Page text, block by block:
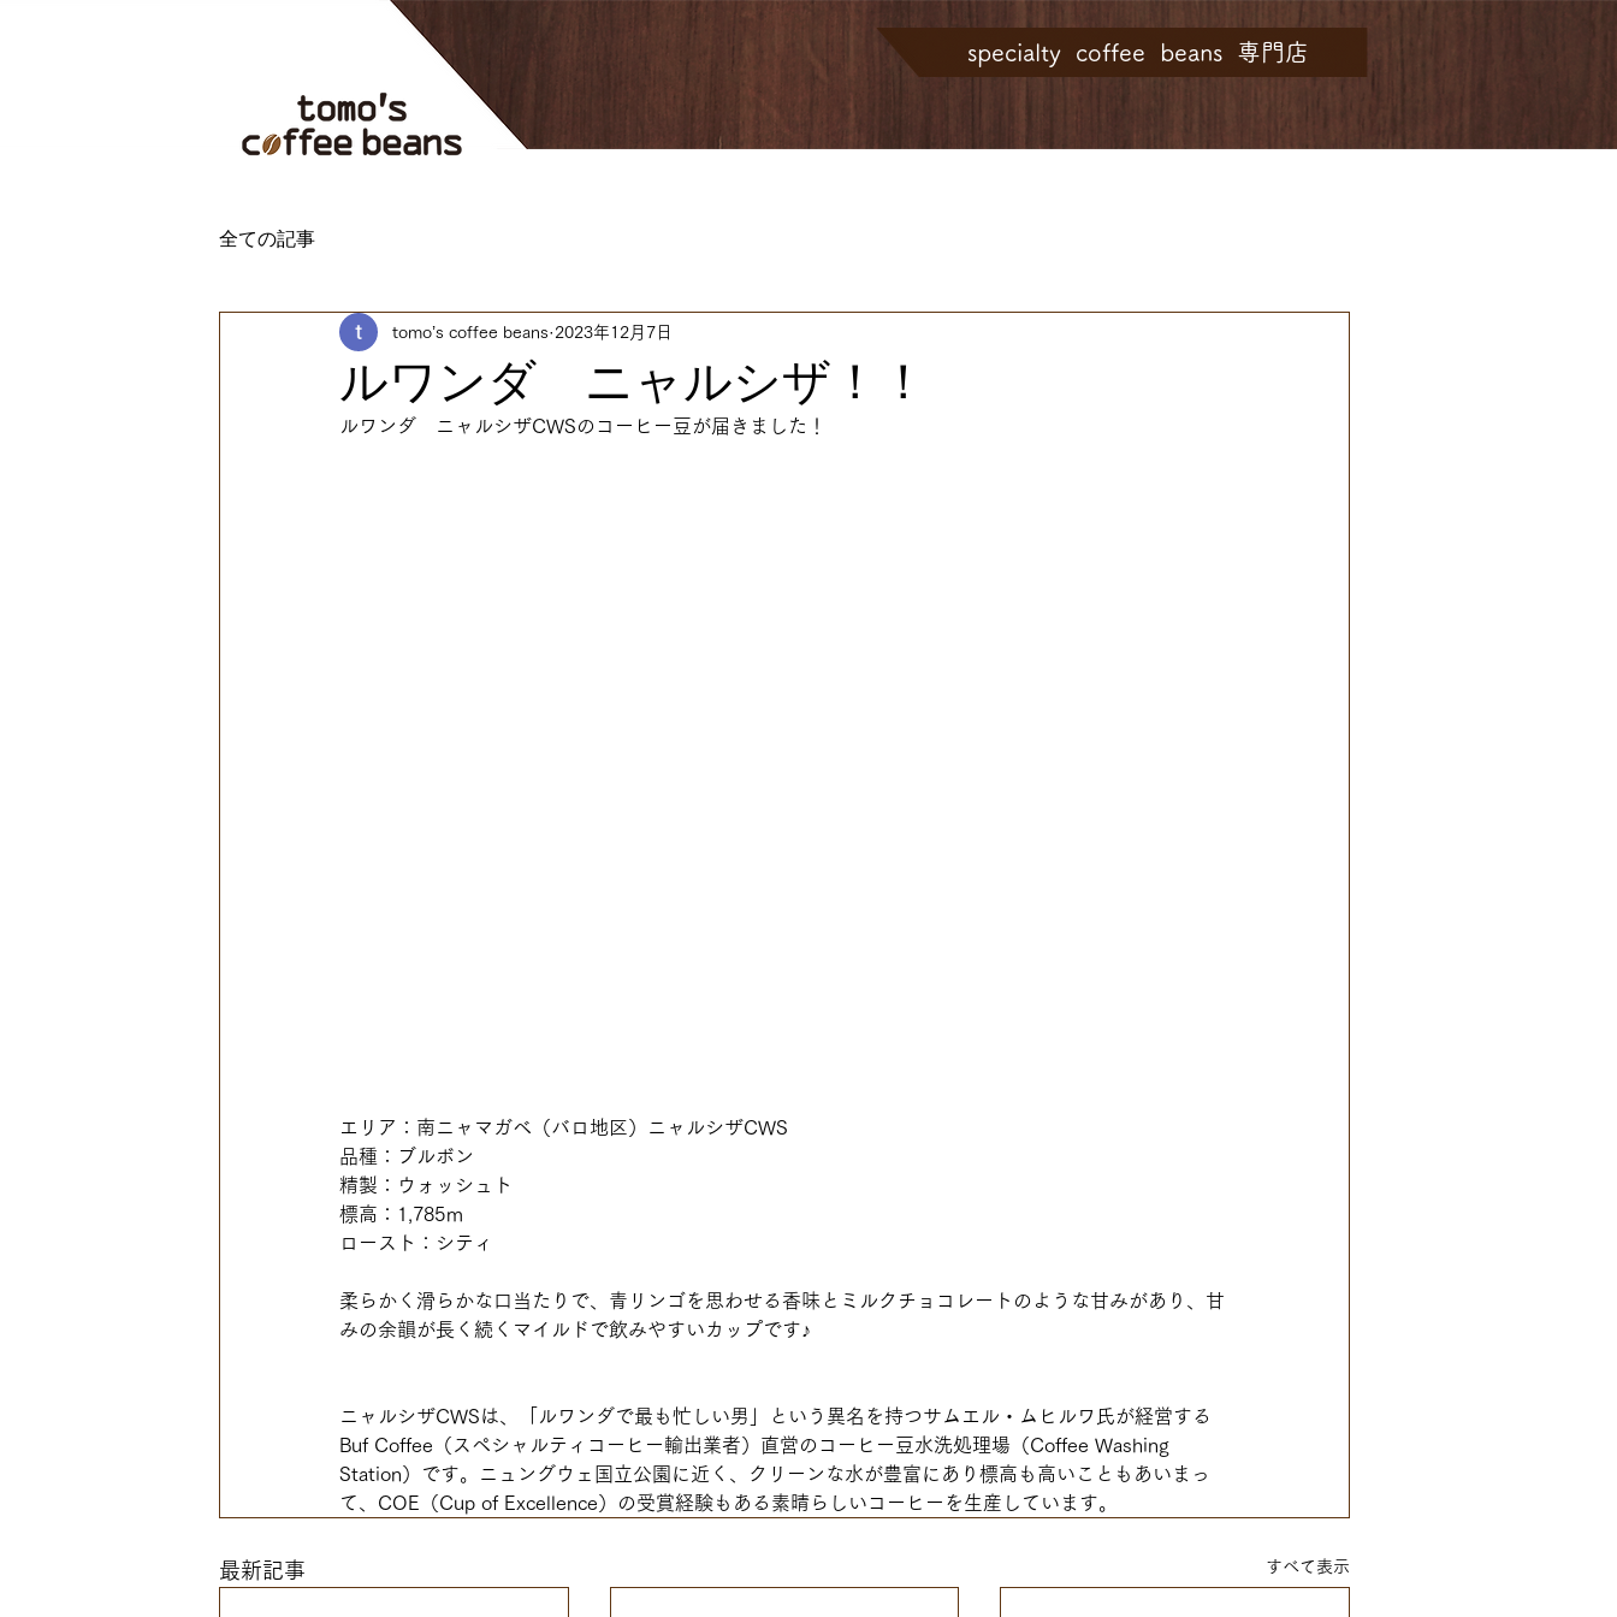
specialty coffee beans 専門店
全ての記事
ルワンダ ニャルシザ！！
tomo’s coffee beans 2023年12月7日
ルワンダ　ニャルシザCWSのコーヒー豆が届きました！
エリア：南ニャマガベ（バロ地区）ニャルシザCWS
品種：ブルボン
精製：ウォッシュト
標高：1,785ｍ
ロースト：シティ
柔らかく滑らかな口当たりで、青リンゴを思わせる香味とミルクチョコレートのような甘みがあり、甘
みの余韻が長く続くマイルドで飲みやすいカップです♪
ニャルシザCWSは、「ルワンダで最も忙しい男」という異名を持つサムエル・ムヒルワ氏が経営する
Buf Coffee（スペシャルティコーヒー輸出業者）直営のコーヒー豆水洗処理場（Coffee Washing
Station）です。ニュングウェ国立公園に近く、クリーンな水が豊富にあり標高も高いこともあいまっ
て、COE（Cup of Excellence）の受賞経験もある素晴らしいコーヒーを生産しています。
最新記事 すべて表示